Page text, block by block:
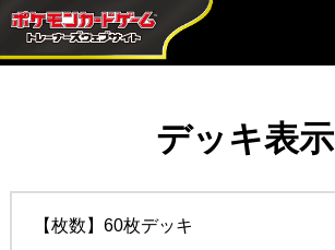
デッキ表示
【枚数】60枚デッキ